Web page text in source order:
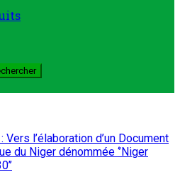
l’élaboration d’un Document
du Niger dénommée ‘’Niger